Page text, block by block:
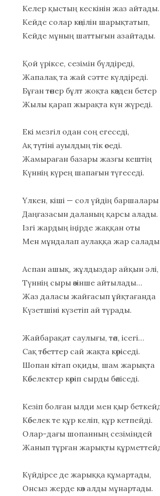
Келер қыстың кескінін жаз айтады.
Кейде солар көңілін шарықтатып,
Кейде мұның шаттығын азайтады.
Қой үріксе, сезімін бүлдіреді,
Жапалақ та жай сәтте күлдіреді.
Бұған төнер бұлт жоқта көзден бетер
Жылы қарап жырақта күн жүреді.
Екі мезгіл одан соң егеседі,
Ақ түтіні ауылдың тік өседі.
Жамыраған базары жазғы кештің
Күннің күрең шапағын түгеседі.
Үлкен, кіші — сол үйдің баршалары
Даңғазасын даланың қарсы алады.
Ізгі жардың іңірде жаққан оты
Мен мұндалап аулаққа жар
Аспан ашық, жұлдыздар айқын әлі,
Түннің сыры өзінше айтылады…
Жаз даласы жайғасып ұйқтағанда
Күзетшіні күзетіп ай түрады.
Жайбарақат саулығы, төл, ісегі…
Сақ төбеттер сай жақта көріседі.
Шопан кітап оқиды, шам жарықта
Көбелектер көріп сырды бөліседі.
Кезіп болған ылди мен қыр
Көбелек те құр келіп, құр кетпейді.
Олар-дағы шопанның сезіміндей
Жанып тұрған жарықты
Күйдірсе де жарыққа құмартады,
Онсыз жерде көз алды мұнартады.